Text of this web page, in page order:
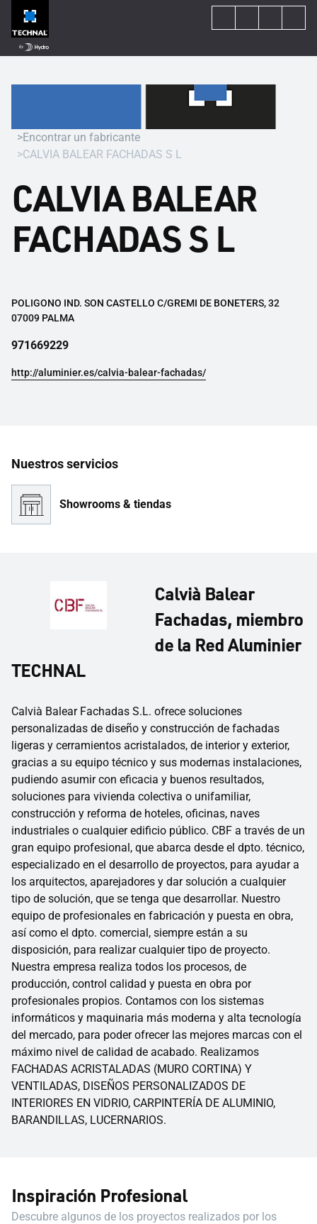
Encontrar un fabricante
CALVIA BALEAR FACHADAS S L
CALVIA BALEAR
FACHADAS S L
POLIGONO IND. SON CASTELLO C/GREMI DE BONETERS, 32
07009 PALMA
971669229
http://aluminier.es/calvia-balear-fachadas/
Nuestros servicios
Showrooms & tiendas
Calvià Balear
Fachadas, miembro
de la Red Aluminier
TECHNAL
Calvià Balear Fachadas S.L. ofrece soluciones
personalizadas de diseño y construcción de fachadas
ligeras y cerramientos acristalados, de interior y exterior,
gracias a su equipo técnico y sus modernas instalaciones,
pudiendo asumir con eficacia y buenos resultados,
soluciones para vivienda colectiva o unifamiliar,
construcción y reforma de hoteles, oficinas, naves
industriales o cualquier edificio público. CBF a través de un
gran equipo profesional, que abarca desde el dpto. técnico,
especializado en el desarrollo de proyectos, para ayudar a
los arquitectos, aparejadores y dar solución a cualquier
tipo de solución, que se tenga que desarrollar. Nuestro
equipo de profesionales en fabricación y puesta en obra,
así como el dpto. comercial, siempre están a su
disposición, para realizar cualquier tipo de proyecto.
Nuestra empresa realiza todos los procesos, de
producción, control calidad y puesta en obra por
profesionales propios. Contamos con los sistemas
informáticos y maquinaria más moderna y alta tecnología
del mercado, para poder ofrecer las mejores marcas con el
máximo nivel de calidad de acabado. Realizamos
FACHADAS ACRISTALADAS (MURO CORTINA) Y
VENTILADAS, DISEÑOS PERSONALIZADOS DE
INTERIORES EN VIDRIO, CARPINTERÍA DE ALUMINIO,
BARANDILLAS, LUCERNARIOS.
Inspiración Profesional
Descubre algunos de los proyectos realizados por los